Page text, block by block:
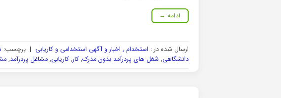
ادامه →
ارسال شده در : استخدام , اخبار و آگهی استخدامی و کاریابی | برچسب:
دانشگاهی, شغل های پردرآمد بدون مدرک,کار,کاریابی,مشاغل پردرآمد,